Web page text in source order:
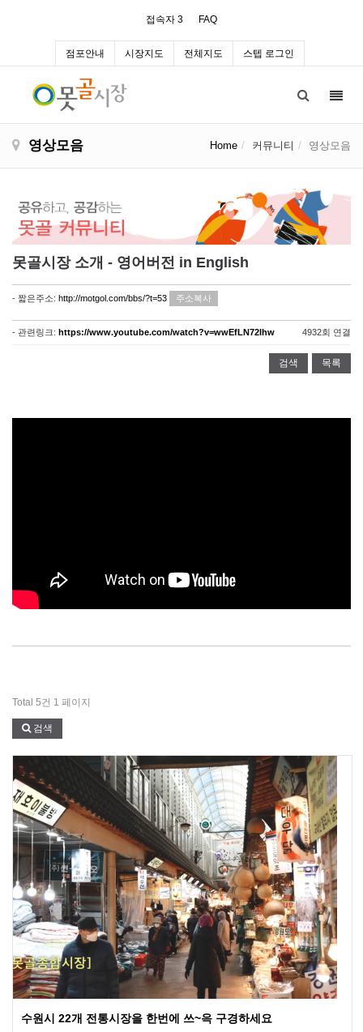
접속자 3 FAQ
점포안내 시장지도 전체지도 스텝 로그인
영상모음 Home 커뮤니티 영상모음
못골시장 소개 - 영어버전 in English
- 짧은주소: http://motgol.com/bbs/?t=53 주소복사
- 관련링크: https://www.youtube.com/watch?v=wwEfLN72Ihw 4932회 연결
검색 목록
Total 5건 1 페이지
검색
수원시 22개 전통시장을 한번에 쓰~윽 구경하세요